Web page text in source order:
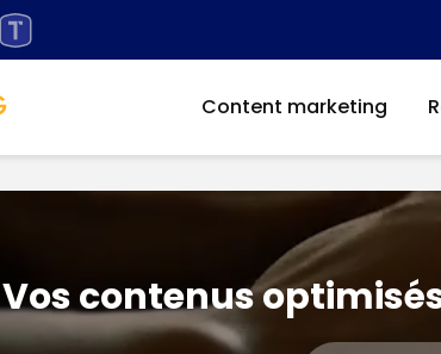
Content marketing
Vos contenus